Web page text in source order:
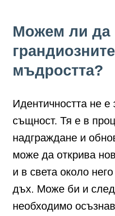
Можем ли да
мъдростта?
Идентичността не е
същност. Тя е в
надграждане и
може да открива
и в света около
дъх. Може би и
необходимо